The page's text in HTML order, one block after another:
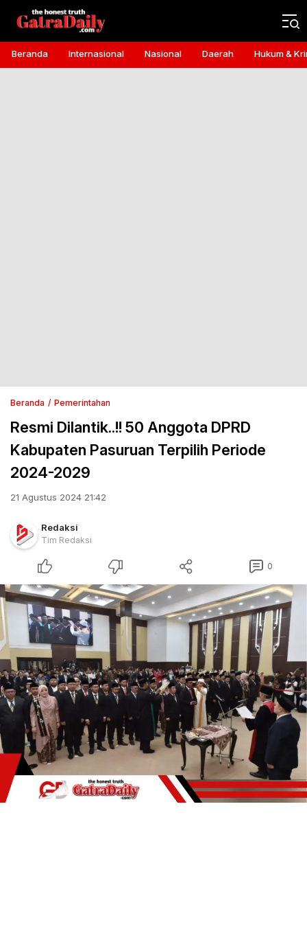
Gatra Daily
the honest truth
Beranda Internasional Nasional Daerah Hukum &
Beranda Pemerintahan
Resmi Dilantik..!! 50 Anggota DPRD
Kabupaten Pasuruan Terpilih Periode
2024-2029
21 Agustus 2024 21:42
Redaksi
Tim Redaksi
0